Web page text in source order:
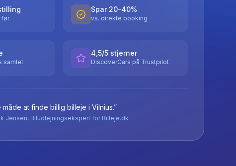
før
Spar 20-40%
vs. direkte booking
samlet
4,5/5 stjerner
DiscoverCars på Trustpilot
måde at finde billig billeje i Vilnius.”
Jensen, Biludlejningsekspert for Billeje.dk